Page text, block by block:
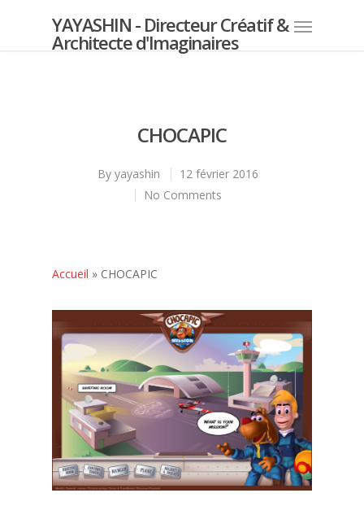
YAYASHIN - Directeur Créatif &
Architecte d'Imaginaires
CHOCAPIC
By yayashin
12 février 2016
No Comments
Accueil » CHOCAPIC